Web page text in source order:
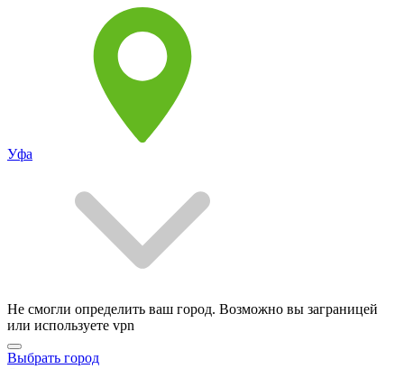
Уфа
Не смогли определить ваш город. Возможно вы заграницей
или используете vpn
Выбрать город